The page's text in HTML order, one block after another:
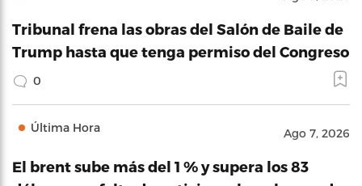
Tribunal frena las obras del Salón de Baile de
Trump hasta que tenga permiso del Congreso
0
Última Hora Ago 7, 2026
El brent sube más del 1 % y supera los 83